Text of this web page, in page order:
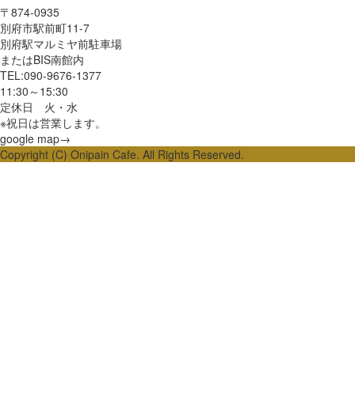
〒874-0935
別府市駅前町11-7
別府駅マルミヤ前駐車場
またはBIS南館内
TEL:090-9676-1377
11:30～15:30
定休日 火・水
※祝日は営業します。
google map→
Copyright (C) Onipain Cafe. All Rights Reserved.